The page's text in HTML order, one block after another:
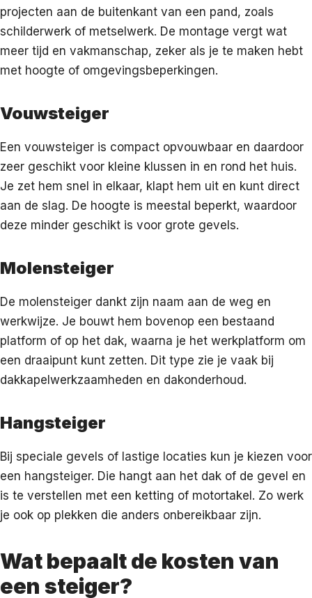
projecten aan de buitenkant van een pand, zoals
schilderwerk of metselwerk. De montage vergt wat
meer tijd en vakmanschap, zeker als je te maken hebt
met hoogte of omgevingsbeperkingen.
Vouwsteiger
Een vouwsteiger is compact opvouwbaar en daardoor
zeer geschikt voor kleine klussen in en rond het huis.
Je zet hem snel in elkaar, klapt hem uit en kunt direct
aan de slag. De hoogte is meestal beperkt, waardoor
deze minder geschikt is voor grote gevels.
Molensteiger
De molensteiger dankt zijn naam aan de weg en
werkwijze. Je bouwt hem bovenop een bestaand
platform of op het dak, waarna je het werkplatform om
een draaipunt kunt zetten. Dit type zie je vaak bij
dakkapelwerkzaamheden en dakonderhoud.
Hangsteiger
Bij speciale gevels of lastige locaties kun je kiezen voor
een hangsteiger. Die hangt aan het dak of de gevel en
is te verstellen met een ketting of motortakel. Zo werk
je ook op plekken die anders onbereikbaar zijn.
Wat bepaalt de kosten van
een steiger?